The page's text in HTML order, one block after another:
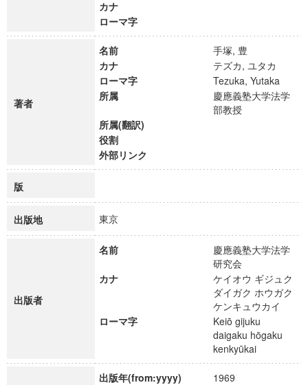
カナ
ローマ字
著者
名前
手塚, 豊
カナ
テズカ, ユタカ
ローマ字
Tezuka, Yutaka
所属
慶應義塾大学法学
部教授
所属(翻訳)
役割
外部リンク
版
出版地 東京
出版者
名前
慶應義塾大学法学
研究会
カナ
ケイオウ ギジュク
ダイガク ホウガク
ケンキュウカイ
ローマ字
Keiō gijuku
daigaku hōgaku
kenkyūkai
出版年(from:yyyy)
1969